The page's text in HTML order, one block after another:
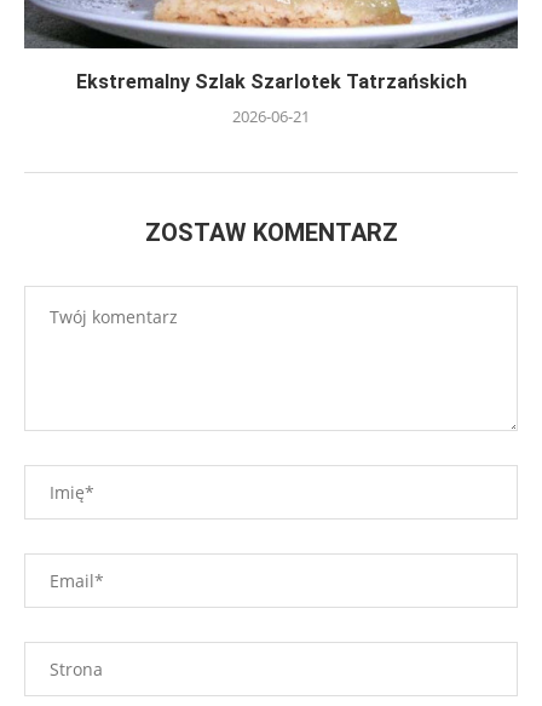
Ekstremalny Szlak Szarlotek Tatrzańskich
2026-06-21
ZOSTAW KOMENTARZ